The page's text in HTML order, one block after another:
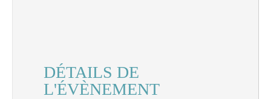
DÉTAILS DE
L'ÉVÈNEMENT